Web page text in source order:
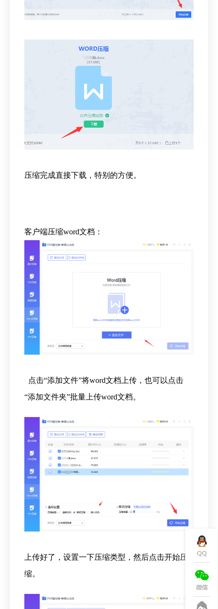
压缩完成直接下载，特别的方便。
客户端压缩word文档：
点击“添加文件”将word文档上传，也可以点击
“添加文件夹”批量上传word文档。
上传好了，设置一下压缩类型，然后点击开始压
缩。